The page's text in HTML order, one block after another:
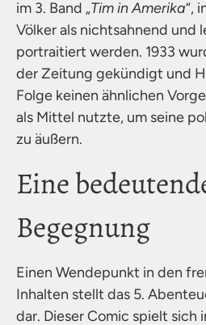
im 3. Band „Tim in Amerika“,
Völker als nichtsahnend und
portraitiert werden. 1933
der Zeitung gekündigt und
Folge keinen ähnlichen
als Mittel nutzte, um seine
zu äußern.
Eine
Begegnung
Einen Wendepunkt in den
Inhalten stellt das 5.
dar. Dieser Comic spielt sich